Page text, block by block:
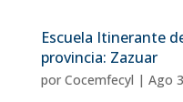
Escuela Itinerante
provincia: Zazuar
por Cocemfecyl | Ago